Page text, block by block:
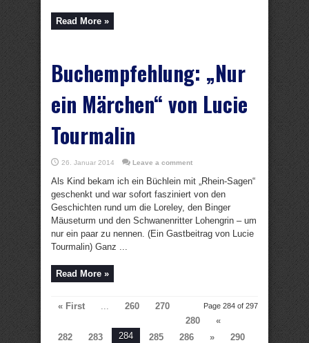
Read More »
Buchempfehlung: „Nur
ein Märchen“ von Lucie
Tourmalin
26. Januar 2014 Leave a comment
Als Kind bekam ich ein Büchlein mit „Rhein-Sagen“
geschenkt und war sofort fasziniert von den
Geschichten rund um die Loreley, den Binger
Mäuseturm und den Schwanenritter Lohengrin – um
nur ein paar zu nennen. (Ein Gastbeitrag von Lucie
Tourmalin) Ganz ...
Read More »
Page 284 of 297
« First ... 260
270
280
«
282
283 284 285 286 »
290